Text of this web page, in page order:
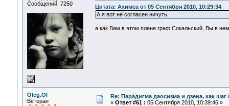
Сообщений: 7250
Цитата: Ахимса от 05 Сентября 2010, 10:29:34
А я вот не согласен ничуть.
а как Вам в этом плане граф Сокальский, Вы в
Oleg.Ol
Ветеран
Re: Парадигма даосизма и дзена, как
« Ответ #61 : 05 Сентября 2010, 10:39:46 »